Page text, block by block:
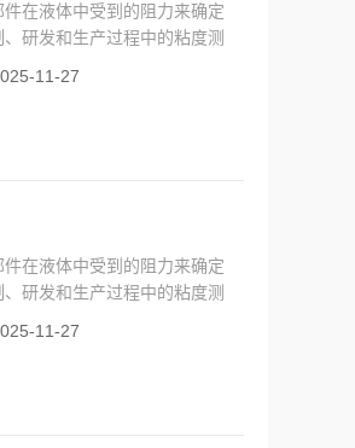
在液体中受到的阻力来确定
研发和生产过程中的粘度测
11-27
在液体中受到的阻力来确定
研发和生产过程中的粘度测
11-27